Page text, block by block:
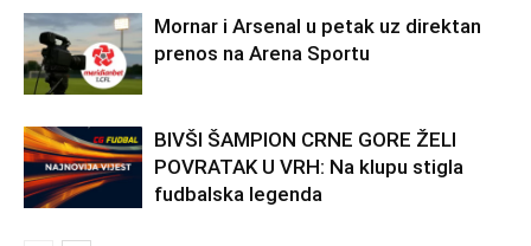
Mornar i Arsenal u petak uz direktan
prenos na Arena Sportu
BIVŠI ŠAMPION CRNE GORE ŽELI
POVRATAK U VRH: Na klupu stigla
fudbalska legenda